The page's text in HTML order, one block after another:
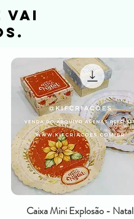
vai
Caixa Mini Explosão - Natal